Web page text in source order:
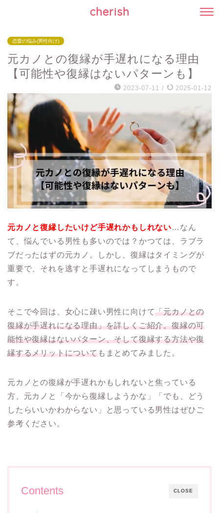
cherish
恋愛の悩み(男性向け)
元カノとの復縁が手遅れになる理由
【可能性や復縁はないパターンも】
2023-07-11 / 2025-01-12
元カノと復縁したいけど手遅れかもしれない…なん
て、悩んでいる男性も多いのでは？かつては、ラブラ
ブだったはずの元カノ。しかし、復縁はタイミングが
重要で、それを逃すと手遅れになってしまうもので
す。
そこで今回は、女心に疎い男性に向けて「元カノとの
復縁が手遅れになる理由」を詳しくご紹介。復縁の可
能性や復縁はないパターン、そして復縁する方法や復
縁するメリットについてもまとめてみました。
元カノとの復縁が手遅れかもしれないと焦っている
方、元カノと「今から復縁しようかな」「でも、どう
したらいいかわからない」と思っている男性はぜひご
参考ください。
CLOSE
Contents